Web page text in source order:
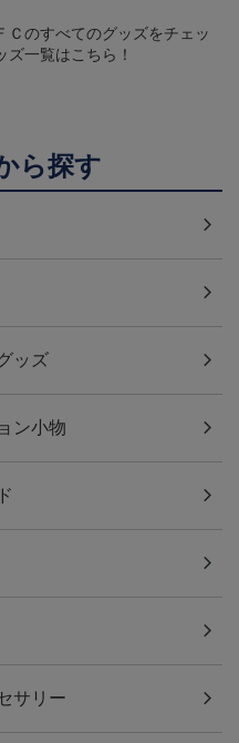
Ｃのすべてのグッズをチェッ
ズ一覧はこちら！
ら探す
ッズ
ン小物
サリー